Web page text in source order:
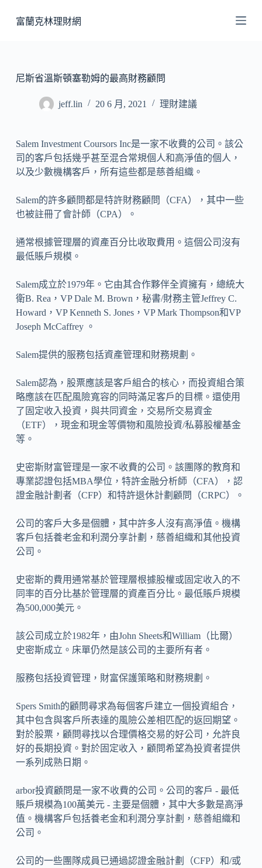
至
容
富蘭克林理財網
尼斯省溫斯頓塞勒姆的最高財務顧問
jeff.lin 20 6 月, 2021 理財建議
Salem Investment Coursors Inc是一家不收費的公司。該公
司的客戶包括幾乎甚至混合常規個人和高淨值的個人，
以及少數機構客戶，所有這些都是慈善組織。
Salem的許多顧問都是特許財務顧問（CFA），其中一些
也被註冊了會計師（CPA）。
通常根據管理層的資產百分比收取費用。這個公司沒有
最低賬戶規模。
Salem成立於1979年。它由其合作夥伴全資擁有，總統大
衛B. Rea，VP Dale M. Brown，秘書/財務主管Jeffrey C.
Howard，VP Kenneth S. Jones，VP Mark Thompson和VP
Joseph McCaffrey 。
Salem提供的服務包括資產管理和財務規劃。
Salem認為，股票應該是客戶組合的核心，而投資組合策
略應該在匹配風險寬容的同時滿足客戶的目標。還使用
了固定收入投資，與共同資金，交易所交易資金
（ETF），現金和現金等價物和風險投資/私募股權基金
等。
史密斯財富管理是一家不收費的公司。該團隊的教育和
專業認證包括MBA學位，特許金融分析師（CFA），認
證金融計劃者（CFP）和特許退休計劃顧問（CRPC）。
公司的客戶大多是個體，其中許多人沒有高淨值。機構
客戶包括養老金和利潤分享計劃，慈善組織和其他投資
公司。
史密斯的費用通常基於管理層根據股權或固定收入的不
同率的百分比基於管理層的資產百分比。最低賬戶規模
為500,000美元。
該公司成立於1982年，由John Sheets和William（比爾）
史密斯成立。床單仍然是該公司的主要所有者。
服務包括投資管理，財富保護策略和財務規劃。
Spers Smith的顧問尋求為每個客戶建立一個投資組合，
其中包含與客戶所表達的風險公差相匹配的返回期望。
對於股票，顧問尋找以合理價格交易的好公司，允許良
好的長期投資。對於固定收入，顧問希望為投資者提供
一系列成熟日期。
arbor投資顧問是一家不收費的公司。公司的客戶 - 最低
賬戶規模為100萬美元 - 主要是個體，其中大多數是高淨
值。機構客戶包括養老金和利潤分享計劃，慈善組織和
公司。
公司的一些團隊成員已通過認證金融計劃（CFP）和/或